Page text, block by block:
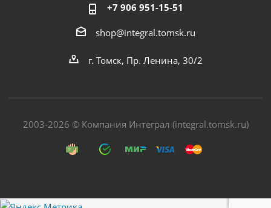
+7 906 951-15-51
shop@integral.tomsk.ru
г. Томск, Пр. Ленина, 30/2
2003-2026 © Компания Интеграл (integral.tomsk.ru)